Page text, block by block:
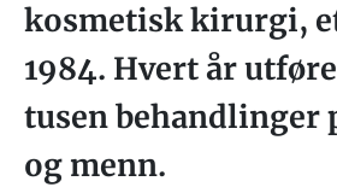
kosmetisk kirurgi,
1984. Hvert år
tusen behandlinger
og menn.